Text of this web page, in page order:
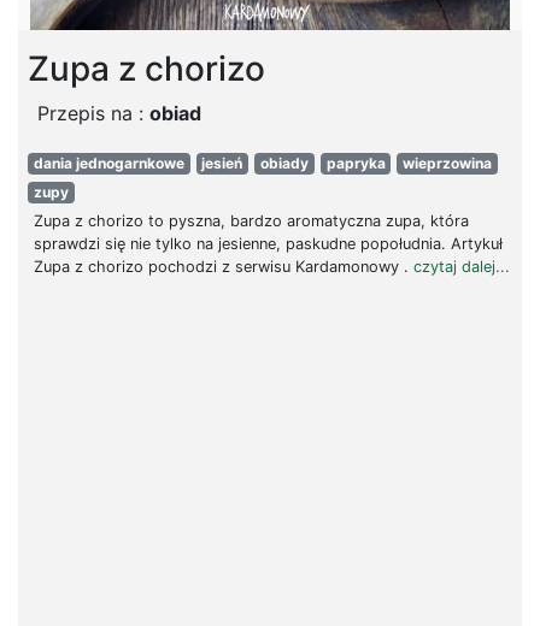
Zupa z chorizo
Przepis na : obiad
dania jednogarnkowe jesień obiady papryka
wieprzowina
zupy
Zupa z chorizo to pyszna, bardzo aromatyczna zupa, która
sprawdzi się nie tylko na jesienne, paskudne popołudnia. Artykuł
Zupa z chorizo pochodzi z serwisu Kardamonowy . czytaj dalej...